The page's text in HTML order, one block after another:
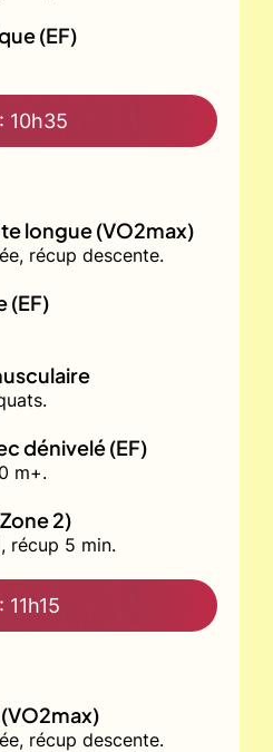
(EF)
10h35
longue (VO2max)
récup descente.
(EF)
dénivelé (EF)
m+.
2)
récup 5 min.
récup descente.